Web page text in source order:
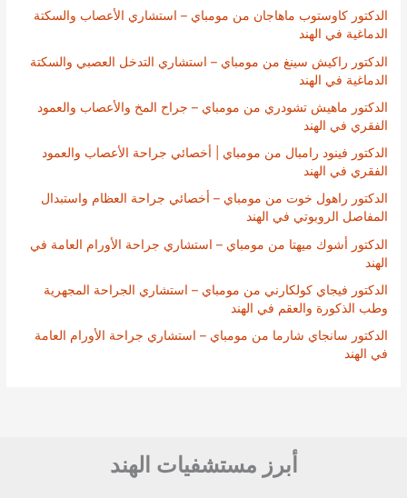
الدكتور كاوستوب ماهاجان من مومباي – استشاري الأعصاب والسكتة
الدماغية في الهند
الدكتور راكيش سينغ من مومباي – استشاري التدخل العصبي والسكتة
الدماغية في الهند
الدكتور ماهيش تشودري من مومباي – جراح المخ والأعصاب والعمود
الفقري في الهند
الدكتور فينود رامبال من مومباي | أخصائي جراحة الأعصاب والعمود
الفقري في الهند
الدكتور راهول خوت من مومباي – أخصائي جراحة العظام واستبدال
المفاصل الروبوتي في الهند
الدكتور أشوك ميهتا من مومباي – استشاري جراحة الأورام العامة في
الهند
الدكتور فيجاي كولكارني من مومباي – استشاري الجراحة المجهرية
وطب الذكورة والعقم في الهند
الدكتور سانجاي شارما من مومباي – استشاري جراحة الأورام العامة
في الهند
أبرز مستشفيات الهند